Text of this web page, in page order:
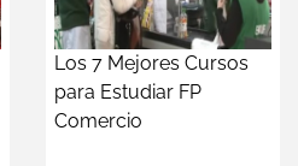
Los 7 Mejores Cursos
para Estudiar FP
Comercio